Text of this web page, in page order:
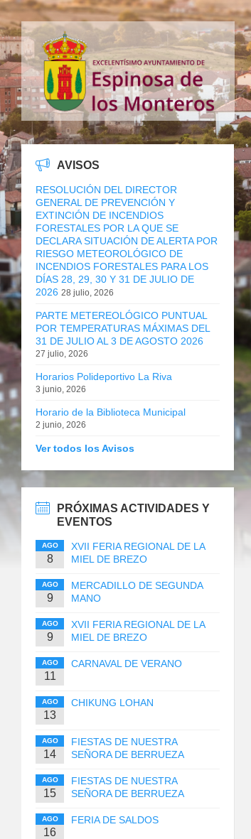
AVISOS
RESOLUCIÓN DEL DIRECTOR
GENERAL DE PREVENCIÓN Y
EXTINCIÓN DE INCENDIOS
FORESTALES POR LA QUE SE
DECLARA SITUACIÓN DE ALERTA POR
RIESGO METEOROLÓGICO DE
INCENDIOS FORESTALES PARA LOS
DÍAS 28, 29, 30 Y 31 DE JULIO DE
2026 28 julio, 2026
PARTE METEREOLÓGICO PUNTUAL
POR TEMPERATURAS MÁXIMAS DEL
31 DE JULIO AL 3 DE AGOSTO 2026
27 julio, 2026
Horarios Polideportivo La Riva
3 junio, 2026
Horario de la Biblioteca Municipal
2 junio, 2026
Ver todos los Avisos
PRÓXIMAS ACTIVIDADES Y
EVENTOS
AGO
8
XVII FERIA REGIONAL DE LA
MIEL DE BREZO
AGO
9
MERCADILLO DE SEGUNDA
MANO
AGO
9
XVII FERIA REGIONAL DE LA
MIEL DE BREZO
AGO
11
CARNAVAL DE VERANO
AGO
13
CHIKUNG LOHAN
AGO
14
FIESTAS DE NUESTRA
SEÑORA DE BERRUEZA
AGO
15
FIESTAS DE NUESTRA
SEÑORA DE BERRUEZA
AGO
16
FERIA DE SALDOS